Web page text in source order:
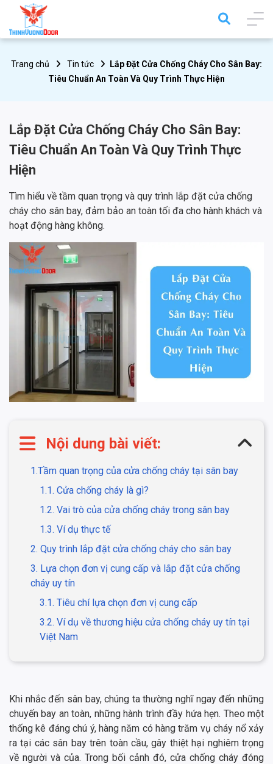
Trang chủ Tin tức
Lắp Đặt Cửa Chống Cháy Cho Sân Bay:
Tiêu Chuẩn An Toàn Và Quy Trình Thực Hiện
Lắp Đặt Cửa Chống Cháy Cho Sân Bay:
Tiêu Chuẩn An Toàn Và Quy Trình Thực
Hiện
Tìm hiểu về tầm quan trọng và quy trình lắp đặt cửa chống
cháy cho sân bay, đảm bảo an toàn tối đa cho hành khách và
hoạt động hàng không.
Nội dung bài viết:
1.Tầm quan trọng của cửa chống cháy tại sân bay
1.1. Cửa chống cháy là gì?
1.2. Vai trò của cửa chống cháy trong sân bay
1.3. Ví dụ thực tế
2. Quy trình lắp đặt cửa chống cháy cho sân bay
3. Lựa chọn đơn vị cung cấp và lắp đặt cửa chống
cháy uy tín
3.1. Tiêu chí lựa chọn đơn vị cung cấp
3.2. Ví dụ về thương hiệu cửa chống cháy uy tín tại
Việt Nam
Khi nhắc đến sân bay, chúng ta thường nghĩ ngay đến những
chuyến bay an toàn, những hành trình đầy hứa hẹn. Theo một
thống kê đáng chú ý, hàng năm có hàng trăm vụ cháy nổ xảy
ra tại các sân bay trên toàn cầu, gây thiệt hại nghiêm trọng
về người và của. Trong bối cảnh đó, cửa chống cháy đóng